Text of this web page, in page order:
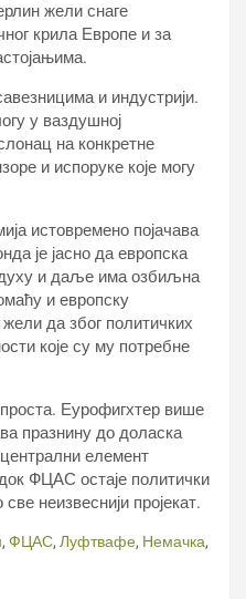
жели снаге
крила Европе и за
и индустрији.
у ваздушној
на конкретне
и испоруке које могу
истовремено појачава
је јасно да европска
и даље има озбиљна
и европску
да због политичких
које су му потребне
Еурофигхтер више
празнину до доласка
елемент
ФЦАС остаје политички
неизвеснији пројекат.
, ФЦАС, Луфтвафе, Немачка,